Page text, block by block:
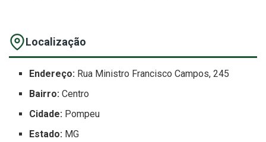
Localização
Endereço: Rua Ministro Francisco Campos, 245
Bairro: Centro
Cidade: Pompeu
Estado: MG